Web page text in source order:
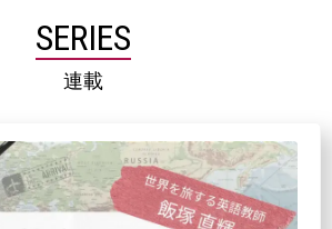
SERIES
連載